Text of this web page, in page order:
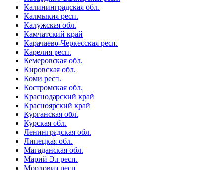
Калининградская обл.
Калмыкия респ.
Калужская обл.
Камчатский край
Карачаево-Черкесская респ.
Карелия респ.
Кемеровская обл.
Кировская обл.
Коми респ.
Костромская обл.
Краснодарский край
Красноярский край
Курганская обл.
Курская обл.
Ленинградская обл.
Липецкая обл.
Магаданская обл.
Марий Эл респ.
Мордовия респ.